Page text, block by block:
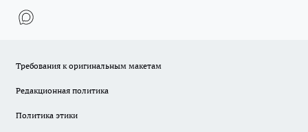
Требования к оригинальным макетам
Редакционная политика
Политика этики